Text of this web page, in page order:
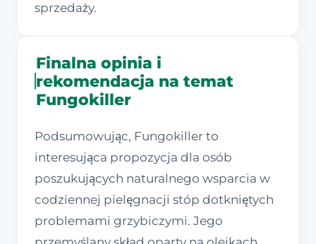
sprzedaży.
Finalna opinia i
rekomendacja na temat
Fungokiller
Podsumowując, Fungokiller to
interesująca propozycja dla osób
poszukujących naturalnego wsparcia w
codziennej pielęgnacji stóp dotkniętych
problemami grzybiczymi. Jego